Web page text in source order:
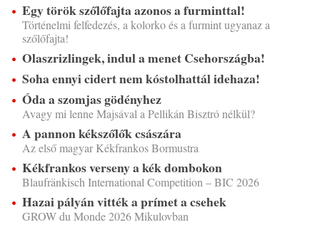
Egy török szőlőfajta azonos a furminttal!
Történelmi felfedezés, a kolorko és a furmint ugyanaz a
szőlőfajta!
Olaszrizlingek, indul a menet Csehországba!
Soha ennyi cidert nem kóstolhattál idehaza!
Óda a szomjas gödényhez
Avagy mi lenne Majsával a Pellikán Bisztró nélkül?
A pannon kékszőlők császára
Az első magyar Kékfrankos Bormustra
Kékfrankos verseny a kék dombokon
Blaufränkisch International Competition – BIC 2026
Hazai pályán vitték a prímet a csehek
GROW du Monde 2026 Mikulovban